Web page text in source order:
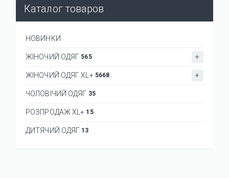
Каталог товаров
НОВИНКИ
ЖІНОЧИЙ ОДЯГ 565
ЖІНОЧИЙ ОДЯГ XL+ 5668
ЧОЛОВІЧИЙ ОДЯГ 35
РОЗПРОДАЖ XL+ 15
ДИТЯЧИЙ ОДЯГ 13